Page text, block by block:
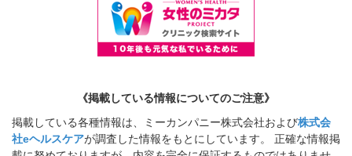
《掲載している情報についてのご注意》
掲載している各種情報は、ミーカンパニー株式会社および株式会
社eヘルスケアが調査した情報をもとにしています。 正確な情報掲